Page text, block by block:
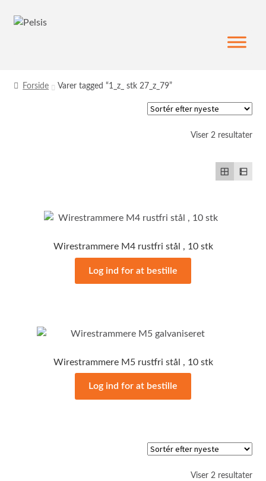
Spring
Spring
Forside Varer tagged “1_z_ stk 27_z_79”
Viser 2 resultater
Wirestrammere M4 rustfri stål , 10 stk
Log ind for at bestille
Wirestrammere M5 rustfri stål , 10 stk
Log ind for at bestille
Viser 2 resultater